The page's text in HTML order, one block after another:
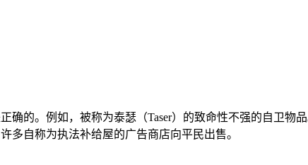
的。例如，被称为泰瑟（Taser）的致命性不强的自卫物
多自称为执法补给屋的广告商店向平民出售。